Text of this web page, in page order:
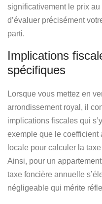
significativement le prix au
d’évaluer précisément
parti.
Implications
spécifiques
Lorsque vous mettez en
arrondissement royal, il
implications fiscales qui
exemple que le
locale pour calculer la
Ainsi, pour un
taxe foncière annuelle
négligeable qui mérite